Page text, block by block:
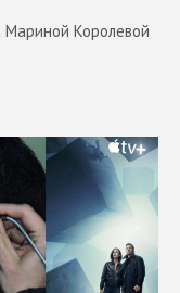
Мариной Королевой